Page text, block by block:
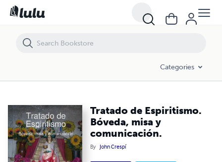
Categories
Tratado de Espiritismo.
Bóveda, misa y
comunicación.
By John Crespí
Tratado de Espiritismo. Bóveda, misa y comunicación.